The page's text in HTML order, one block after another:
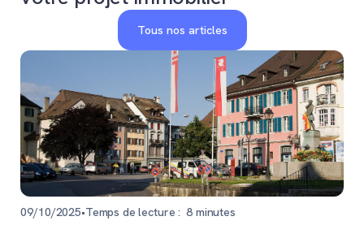
Tous nos articles
09/10/2025•Temps de lecture : 8minutes